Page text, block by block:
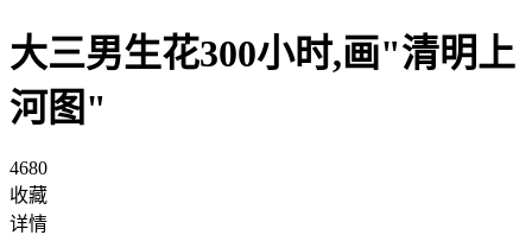
大三男生花300小时,画"清明上
河图"
4680
收藏
详情